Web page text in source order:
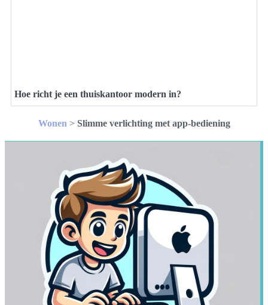
Hoe richt je een thuiskantoor modern in?
Wonen > Slimme verlichting met app-bediening